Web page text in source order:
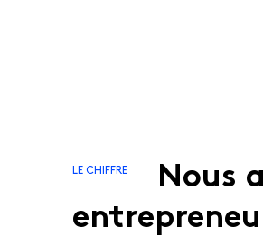
LE CHIFFRE
Nous